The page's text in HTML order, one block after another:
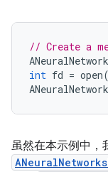
// Create a
int fd = open(
虽然在本示例中，